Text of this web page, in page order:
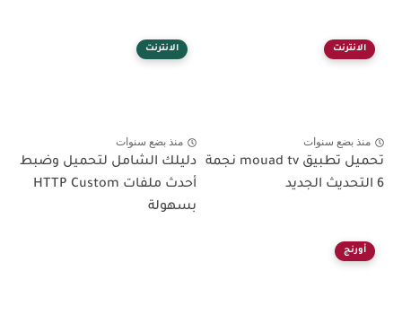
الانترنت
منذ بضع سنوات
تحميل تطبيق mouad tv نجمة
6 التحديث الجديد
الانترنت
منذ بضع سنوات
دليلك الشامل لتحميل وضبط
أحدث ملفات HTTP Custom
بسهولة
أورنج